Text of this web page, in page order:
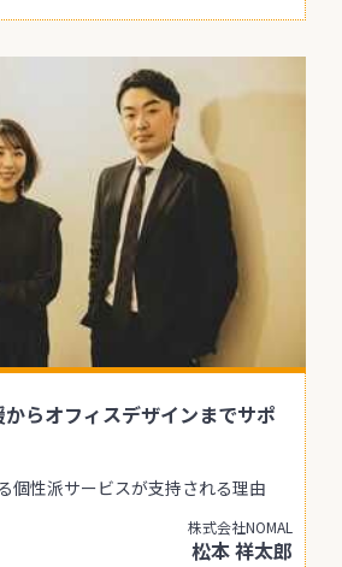
らオフィスデザインまでサポ
個性派サービスが支持される理由
株式会社NOMAL
松本 祥太郎